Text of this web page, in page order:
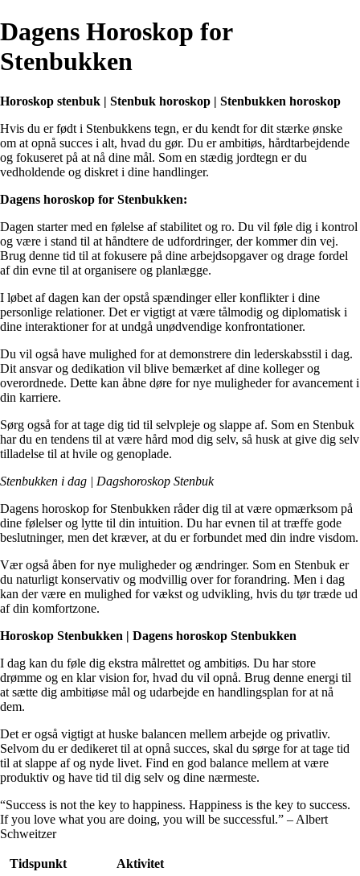
Dagens Horoskop for
Stenbukken
Horoskop stenbuk | Stenbuk horoskop | Stenbukken horoskop
Hvis du er født i Stenbukkens tegn, er du kendt for dit stærke ønske
om at opnå succes i alt, hvad du gør. Du er ambitiøs, hårdtarbejdende
og fokuseret på at nå dine mål. Som en stædig jordtegn er du
vedholdende og diskret i dine handlinger.
Dagens horoskop for Stenbukken:
Dagen starter med en følelse af stabilitet og ro. Du vil føle dig i kontrol
og være i stand til at håndtere de udfordringer, der kommer din vej.
Brug denne tid til at fokusere på dine arbejdsopgaver og drage fordel
af din evne til at organisere og planlægge.
I løbet af dagen kan der opstå spændinger eller konflikter i dine
personlige relationer. Det er vigtigt at være tålmodig og diplomatisk i
dine interaktioner for at undgå unødvendige konfrontationer.
Du vil også have mulighed for at demonstrere din lederskabsstil i dag.
Dit ansvar og dedikation vil blive bemærket af dine kolleger og
overordnede. Dette kan åbne døre for nye muligheder for avancement i
din karriere.
Sørg også for at tage dig tid til selvpleje og slappe af. Som en Stenbuk
har du en tendens til at være hård mod dig selv, så husk at give dig selv
tilladelse til at hvile og genoplade.
Stenbukken i dag | Dagshoroskop Stenbuk
Dagens horoskop for Stenbukken råder dig til at være opmærksom på
dine følelser og lytte til din intuition. Du har evnen til at træffe gode
beslutninger, men det kræver, at du er forbundet med din indre visdom.
Vær også åben for nye muligheder og ændringer. Som en Stenbuk er
du naturligt konservativ og modvillig over for forandring. Men i dag
kan der være en mulighed for vækst og udvikling, hvis du tør træde ud
af din komfortzone.
Horoskop Stenbukken | Dagens horoskop Stenbukken
I dag kan du føle dig ekstra målrettet og ambitiøs. Du har store
drømme og en klar vision for, hvad du vil opnå. Brug denne energi til
at sætte dig ambitiøse mål og udarbejde en handlingsplan for at nå
dem.
Det er også vigtigt at huske balancen mellem arbejde og privatliv.
Selvom du er dedikeret til at opnå succes, skal du sørge for at tage tid
til at slappe af og nyde livet. Find en god balance mellem at være
produktiv og have tid til dig selv og dine nærmeste.
“Success is not the key to happiness. Happiness is the key to success.
If you love what you are doing, you will be successful.” – Albert
Schweitzer
Tidspunkt
Aktivitet